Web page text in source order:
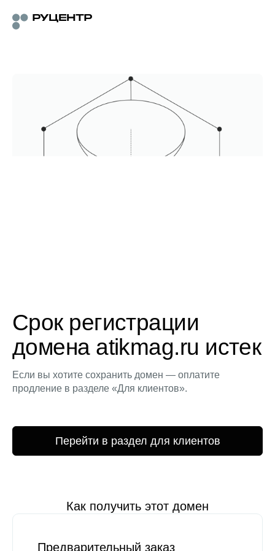
Срок регистрации
домена atikmag.ru истек
Если вы хотите сохранить домен — оплатите
продление в разделе «Для клиентов».
Перейти в раздел для клиентов
Как получить этот домен
Предварительный заказ